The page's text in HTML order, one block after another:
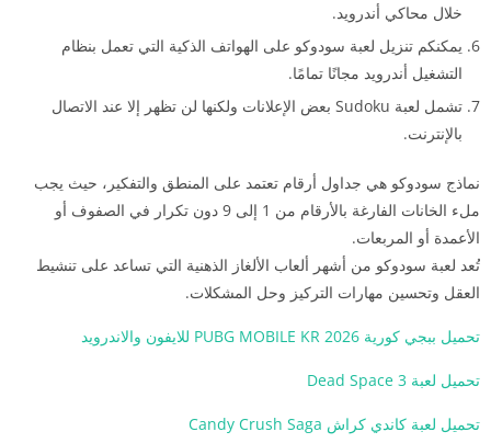
خلال محاكي أندرويد.
يمكنكم تنزيل لعبة سودوكو على الهواتف الذكية التي تعمل بنظام
التشغيل أندرويد مجانًا تمامًا.
تشمل لعبة Sudoku بعض الإعلانات ولكنها لن تظهر إلا عند الاتصال
بالإنترنت.
نماذج سودوكو هي جداول أرقام تعتمد على المنطق والتفكير، حيث يجب
ملء الخانات الفارغة بالأرقام من 1 إلى 9 دون تكرار في الصفوف أو
الأعمدة أو المربعات.
تُعد لعبة سودوكو من أشهر ألعاب الألغاز الذهنية التي تساعد على تنشيط
العقل وتحسين مهارات التركيز وحل المشكلات.
تحميل ببجي كورية 2026 PUBG MOBILE KR للايفون والاندرويد
تحميل لعبة Dead Space 3
تحميل لعبة كاندي كراش Candy Crush Saga